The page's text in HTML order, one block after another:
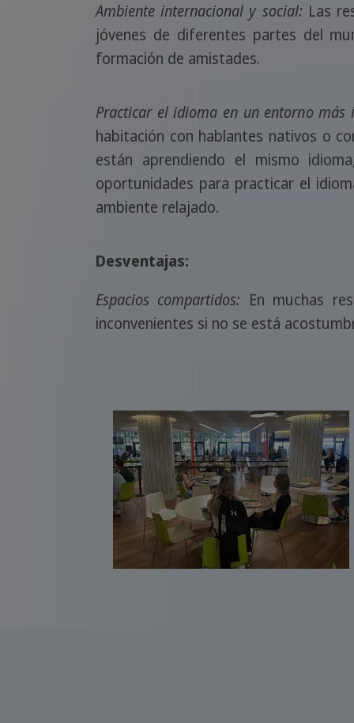
Ambiente internacional y social: Las
jóvenes de diferentes partes del
formación de amistades.
Practicar el idioma en un entorno más
habitación con hablantes nativos o
están aprendiendo el mismo
oportunidades para practicar el
ambiente relajado.
Desventajas:
Espacios compartidos: En muchas
inconvenientes si no se está